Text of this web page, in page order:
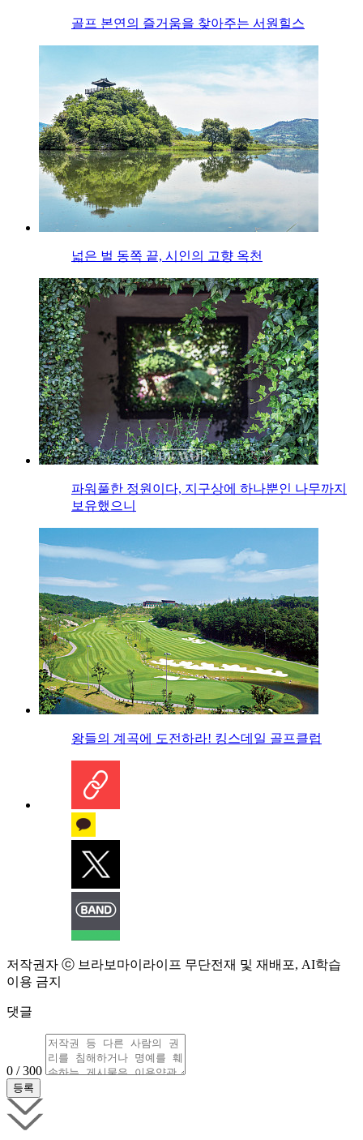
골프 본연의 즐거움을 찾아주는 서원힐스
넓은 벌 동쪽 끝, 시인의 고향 옥천
파워풀한 정원이다, 지구상에 하나뿐인 나무까지
보유했으니
왕들의 계곡에 도전하라! 킹스데일 골프클럽
저작권자 ⓒ 브라보마이라이프 무단전재 및 재배포, AI학습
이용 금지
댓글
0 / 300